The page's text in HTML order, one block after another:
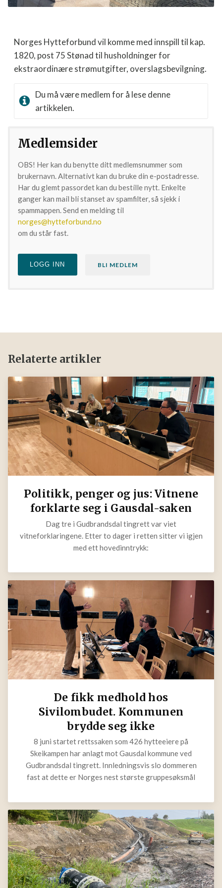
Norges Hytteforbund vil komme med innspill til kap.
1820, post 75 Stønad til husholdninger for
ekstraordinære strømutgifter, overslagsbevilgning.
Du må være medlem for å lese denne
artikkelen.
Medlemsider
OBS! Her kan du benytte ditt medlemsnummer som
brukernavn. Alternativt kan du bruke din e-postadresse.
Har du glemt passordet kan du bestille nytt. Enkelte
ganger kan mail bli stanset av spamfilter, så sjekk i
spammappen. Send en melding til
norges@hytteforbund.no
om du står fast.
LOGG INN BLI MEDLEM
Relaterte artikler
Politikk, penger og jus: Vitnene
forklarte seg i Gausdal-saken
Dag tre i Gudbrandsdal tingrett var viet
vitneforklaringene. Etter to dager i retten sitter vi igjen
med ett hovedinntrykk:
De fikk medhold hos
Sivilombudet. Kommunen
brydde seg ikke
8 juni startet rettssaken som 426 hytteeiere på
Skeikampen har anlagt mot Gausdal kommune ved
Gudbrandsdal tingrett. Innledningsvis slo dommeren
fast at dette er Norges nest største gruppesøksmål